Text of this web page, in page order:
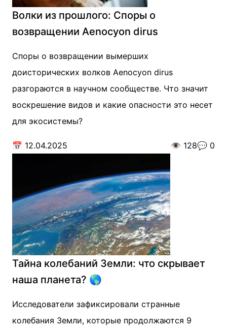
Волки из прошлого: Споры о
возвращении Aenocyon dirus
Споры о возвращении вымерших
доисторических волков Aenocyon dirus
разгораются в научном сообществе. Что значит
воскрешение видов и какие опасности это несет
для экосистемы?
📅 12.04.2025 👁️ 128💬 0
Тайна колебаний Земли: что скрывает
наша планета? 🌎
Исследователи зафиксировали странные
колебания Земли, которые продолжаются 9